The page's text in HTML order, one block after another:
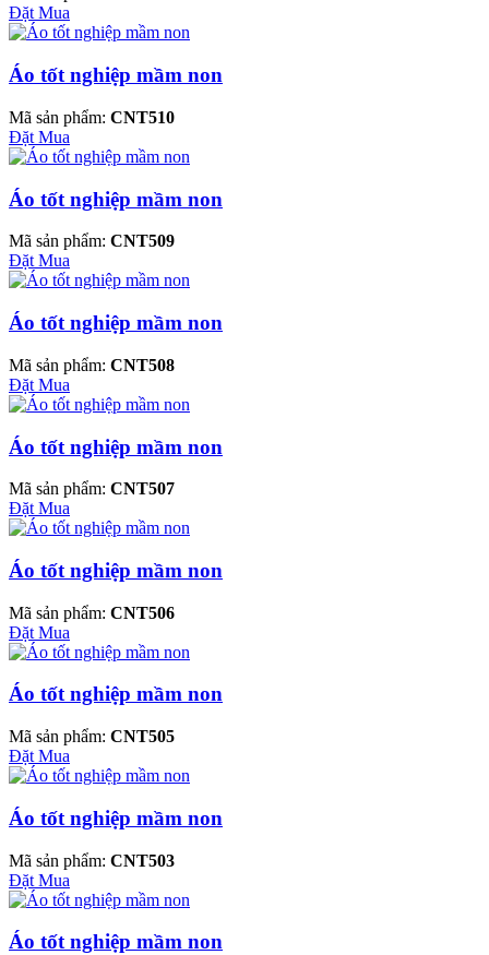
Đặt Mua
Áo tốt nghiệp mầm non
Mã sản phẩm: CNT510
Đặt Mua
Áo tốt nghiệp mầm non
Mã sản phẩm: CNT509
Đặt Mua
Áo tốt nghiệp mầm non
Mã sản phẩm: CNT508
Đặt Mua
Áo tốt nghiệp mầm non
Mã sản phẩm: CNT507
Đặt Mua
Áo tốt nghiệp mầm non
Mã sản phẩm: CNT506
Đặt Mua
Áo tốt nghiệp mầm non
Mã sản phẩm: CNT505
Đặt Mua
Áo tốt nghiệp mầm non
Mã sản phẩm: CNT503
Đặt Mua
Áo tốt nghiệp mầm non